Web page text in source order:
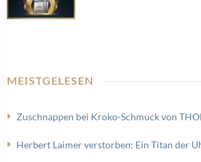
MEISTGELESEN
Zuschnappen bei Kroko-Schmuck von
Herbert Laimer verstorben: Ein Titan der